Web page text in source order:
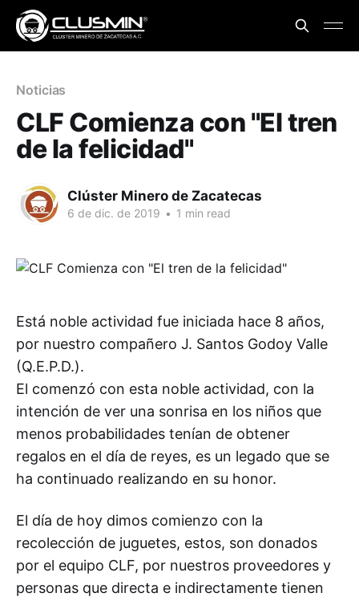
Noticias
CLF Comienza con "El tren
de la felicidad"
Clúster Minero de Zacatecas
6 de dic. de 2019 • 1 min read
Está noble actividad fue iniciada hace 8 años,
por nuestro compañero J. Santos Godoy Valle
(Q.E.P.D.).
El comenzó con esta noble actividad, con la
intención de ver una sonrisa en los niños que
menos probabilidades tenían de obtener
regalos en el día de reyes, es un legado que se
ha continuado realizando en su honor.
El día de hoy dimos comienzo con la
recolección de juguetes, estos, son donados
por el equipo CLF, por nuestros proveedores y
personas que directa e indirectamente tienen